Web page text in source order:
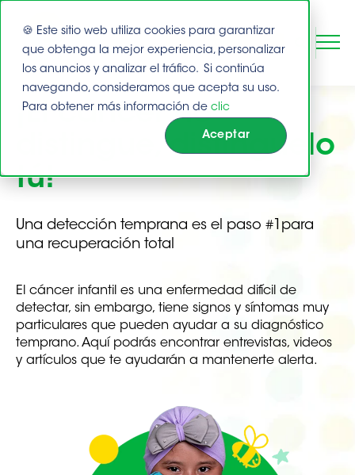
🍪 Este sitio web utiliza cookies para garantizar
que obtenga la mejor experiencia, personalizar
los anuncios y analizar el tráfico. Si continúa
navegando, consideramos que acepta su uso.
Para obtener más información de clic
Aceptar
Este es un campo de búsqueda con una función de
No hay sugerencias porque el campo de
¡El cáncer no
distingue, distínguelo
tú!
Una detección temprana es el paso #1 para
una recuperación total
El cáncer infantil es una enfermedad difícil de
detectar, sin embargo, tiene signos y síntomas muy
particulares que pueden ayudar a su diagnóstico
temprano. Aquí podrás encontrar entrevistas, videos
y artículos que te ayudarán a mantenerte alerta.